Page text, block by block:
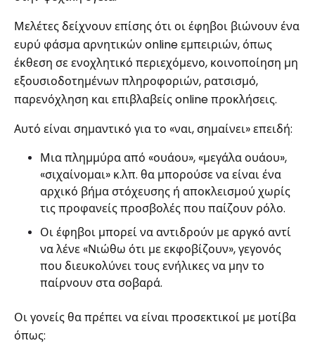
Μελέτες δείχνουν επίσης ότι οι έφηβοι βιώνουν ένα
ευρύ φάσμα αρνητικών online εμπειριών, όπως
έκθεση σε ενοχλητικό περιεχόμενο, κοινοποίηση μη
εξουσιοδοτημένων πληροφοριών, ρατσισμό,
παρενόχληση και επιβλαβείς online προκλήσεις.
Αυτό είναι σημαντικό για το «ναι, σημαίνει» επειδή:
Μια πλημμύρα από «ουάου», «μεγάλα ουάου»,
«σιχαίνομαι» κ.λπ. θα μπορούσε να είναι ένα
αρχικό βήμα στόχευσης ή αποκλεισμού χωρίς
τις προφανείς προσβολές που παίζουν ρόλο.
Οι έφηβοι μπορεί να αντιδρούν με αργκό αντί
να λένε «Νιώθω ότι με εκφοβίζουν», γεγονός
που διευκολύνει τους ενήλικες να μην το
παίρνουν στα σοβαρά.
Οι γονείς θα πρέπει να είναι προσεκτικοί με μοτίβα
όπως: